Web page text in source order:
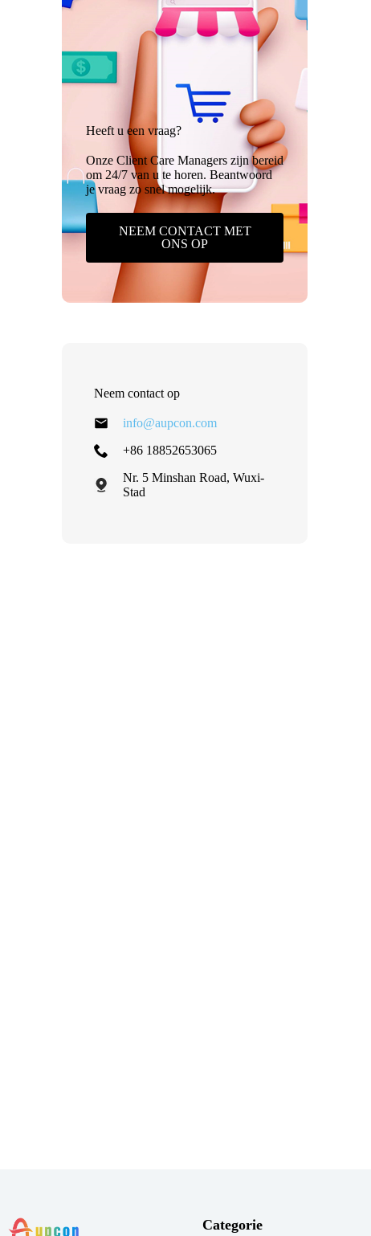
Heeft u een vraag?
Onze Client Care Managers zijn bereid
om 24/7 van u te horen. Beantwoord
je vraag zo snel mogelijk.
NEEM CONTACT MET
ONS OP
Neem contact op
info@aupcon.com
+86 18852653065
Nr. 5 Minshan Road, Wuxi-
Stad
Categorie